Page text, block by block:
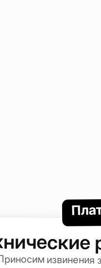
извинения